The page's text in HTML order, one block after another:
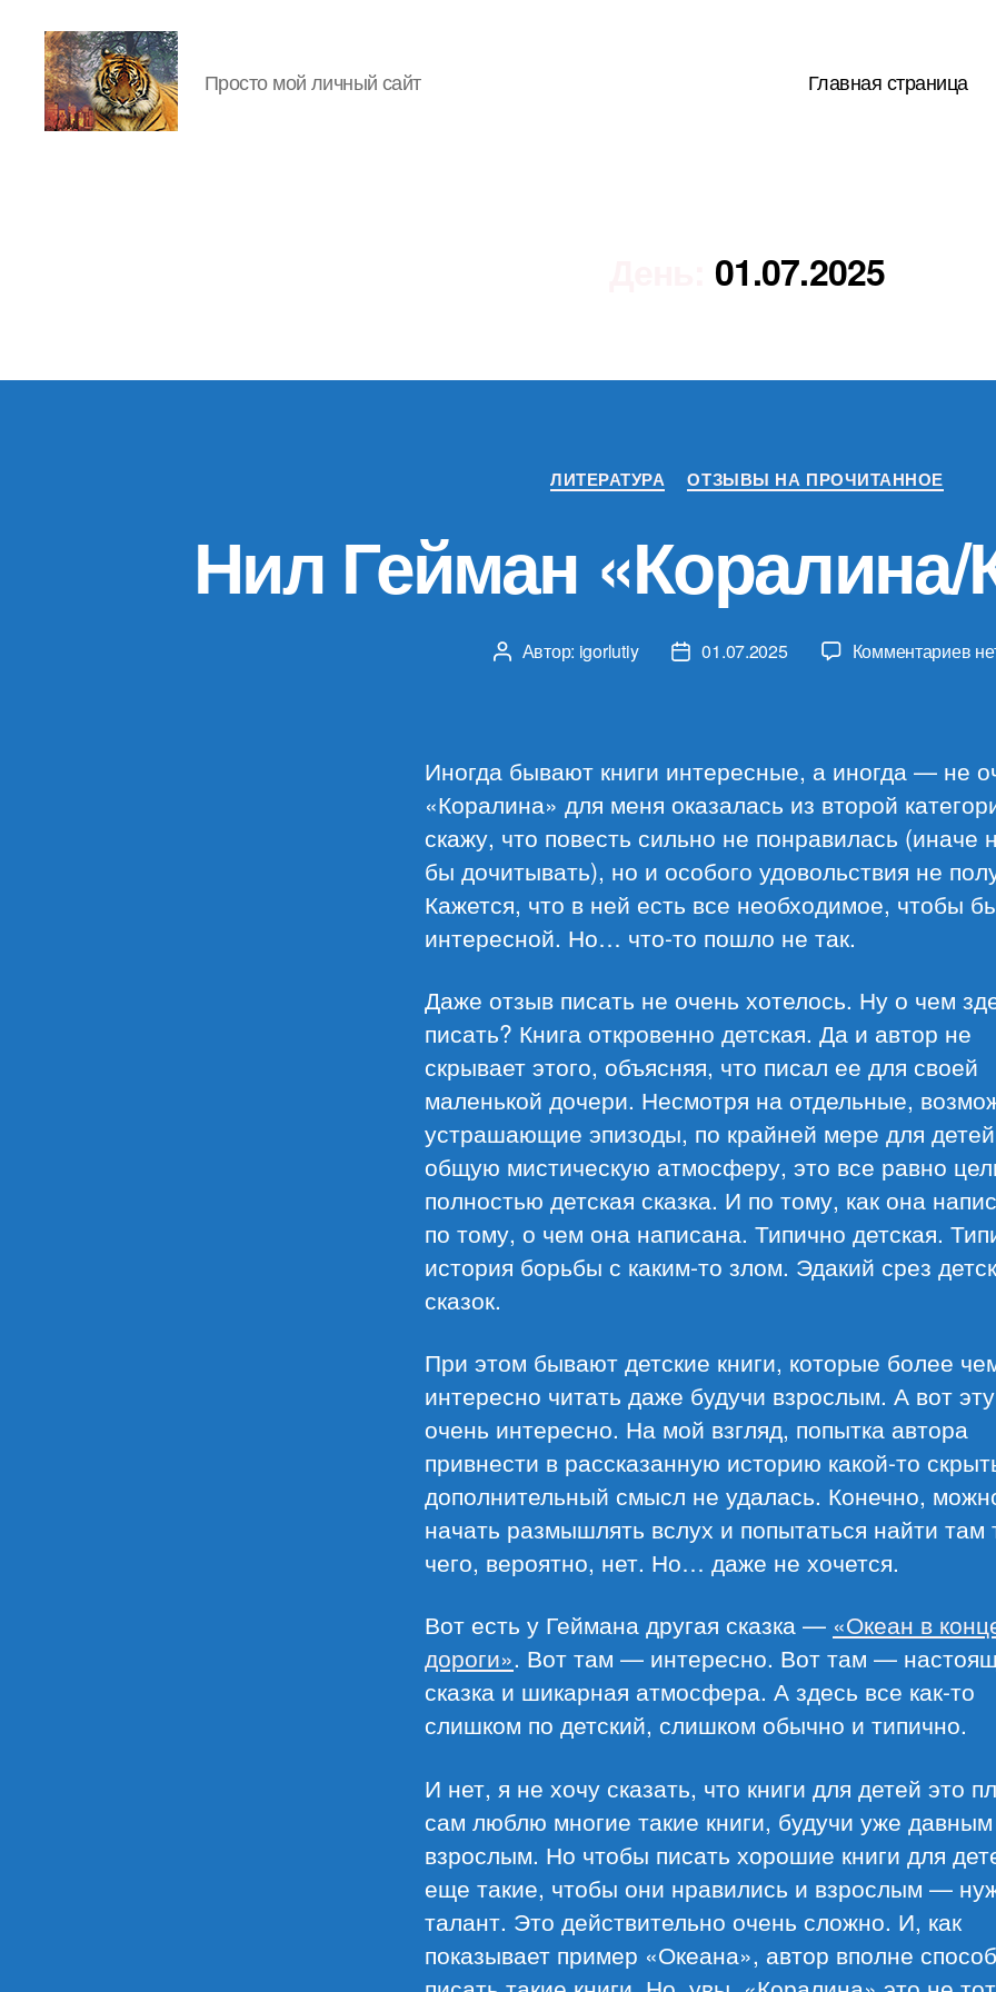
Просто мой личный сайт Главная страница
01.07.2025
Рубрики
ЛИТЕРАТУРА ОТЗЫВЫ НА ПРОЧИТАННОЕ
Нил Гейман «Коралина/
Автор
Автор: igorlutiy
Дата01.07.2025 Комментариевк
Иногда бывают книги интересные, а иногда — не
«Коралина» для меня оказалась из второй
скажу, что повесть сильно не понравилась (иначе
бы дочитывать), но и особого удовольствия не
Кажется, что в ней есть все необходимое, чтобы
интересной. Но… что-то пошло не так.
Даже отзыв писать не очень хотелось. Ну о чем
писать? Книга откровенно детская. Да и автор не
скрывает этого, объясняя, что писал ее для своей
маленькой дочери. Несмотря на отдельные,
устрашающие эпизоды, по крайней мере для
общую мистическую атмосферу, это все равно
полностью детская сказка. И по тому, как она
по тому, о чем она написана. Типично детская.
история борьбы с каким-то злом. Эдакий срез
сказок.
При этом бывают детские книги, которые более
интересно читать даже будучи взрослым. А вот
очень интересно. На мой взгляд, попытка автора
привнести в рассказанную историю какой-то
дополнительный смысл не удалась. Конечно,
начать размышлять вслух и попытаться найти там
чего, вероятно, нет. Но… даже не хочется.
Вот есть у Геймана другая сказка — «Океан в
дороги». Вот там — интересно. Вот там —
сказка и шикарная атмосфера. А здесь все как-то
слишком по детский, слишком обычно и типично.
И нет, я не хочу сказать, что книги для детей это
сам люблю многие такие книги, будучи уже
взрослым. Но чтобы писать хорошие книги для
еще такие, чтобы они нравились и взрослым —
талант. Это действительно очень сложно. И, как
показывает пример «Океана», автор вполне